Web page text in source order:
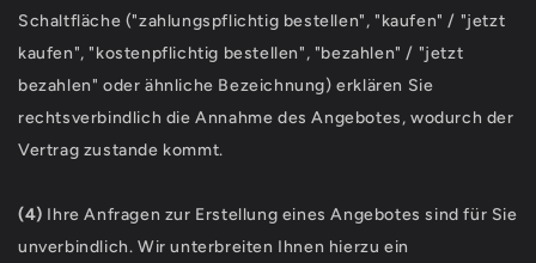
Schaltfläche ("zahlungspflichtig bestellen", "kaufen" / "jetzt
kaufen", "kostenpflichtig bestellen", "bezahlen" / "jetzt
bezahlen" oder ähnliche Bezeichnung) erklären Sie
rechtsverbindlich die Annahme des Angebotes, wodurch der
Vertrag zustande kommt.
(4) Ihre Anfragen zur Erstellung eines Angebotes sind für Sie
unverbindlich. Wir unterbreiten Ihnen hierzu ein